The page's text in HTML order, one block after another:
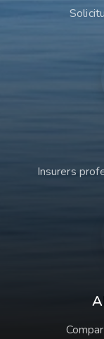
Insurers